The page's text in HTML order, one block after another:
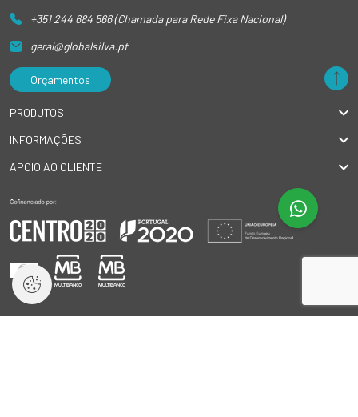
+351 244 684 566 (Chamada para Rede Fixa Nacional)
geral@globalsilva.pt
Orçamentos
PRODUTOS
INFORMAÇÕES
APOIO AO CLIENTE